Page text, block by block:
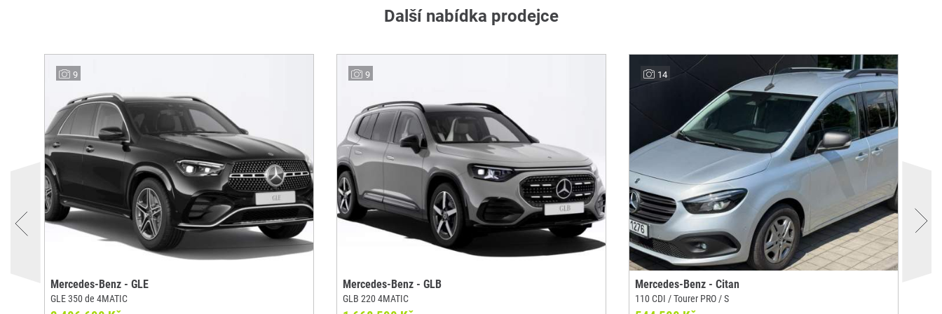
Další nabídka prodejce
9
Mercedes-Benz - GLE
GLE 350 de 4MATIC
9
Mercedes-Benz - GLB
GLB 220 4MATIC
14
Mercedes-Benz - Citan
110 CDI / Tourer PRO / S